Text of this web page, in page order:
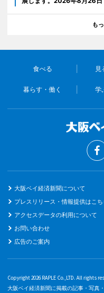
も
食べる 見
暮らす・働く 学
大阪ベイ経済新聞について
プレスリリース・情報提供はこち
アクセスデータの利用について
お問い合わせ
広告のご案内
Copyright 2026 RAPLE Co.,LTD. All rights
大阪ベイ経済新聞に掲載の記事・写真